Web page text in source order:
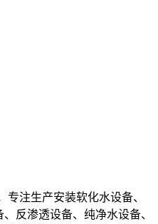
注生产安装软化水设备、
反渗透设备、纯净水设备、